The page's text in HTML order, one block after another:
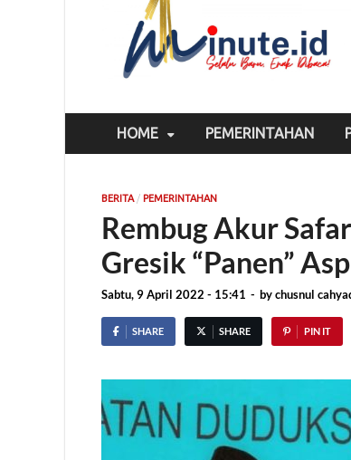
HOME PEMERINTAHAN
BERITA/ PEMERINTAHAN
Rembug Akur
Gresik “Panen”
Sabtu, 9 April 2022 - 15:41 - bychusnul
SHARE SHARE PIN IT